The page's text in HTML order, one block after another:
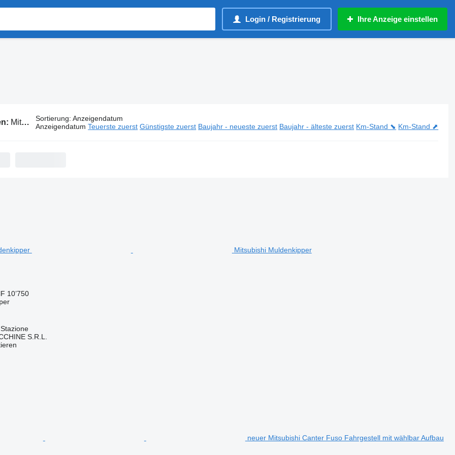
Login / Registrierung Ihre Anzeige einstellen
Mitsubishi LKWs Sortierung: Anzeigendatum
Anzeigendatum Teuerste zuerst Günstigste zuerst Baujahr - neueste zuerst Baujahr - älteste zuerst Km-Stand ⬊ Km-Stand ⬈
Mitsubishi Muldenkipper
10’750
S.R.L.
neuer Mitsubishi Canter Fuso Fahrgestell mit wählbar Aufbau